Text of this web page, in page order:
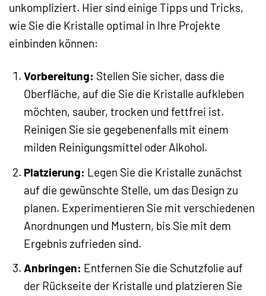
unkompliziert. Hier sind einige Tipps und Tricks,
wie Sie die Kristalle optimal in Ihre Projekte
einbinden können:
Vorbereitung: Stellen Sie sicher, dass die
Oberfläche, auf die Sie die Kristalle aufkleben
möchten, sauber, trocken und fettfrei ist.
Reinigen Sie sie gegebenenfalls mit einem
milden Reinigungsmittel oder Alkohol.
Platzierung: Legen Sie die Kristalle zunächst
auf die gewünschte Stelle, um das Design zu
planen. Experimentieren Sie mit verschiedenen
Anordnungen und Mustern, bis Sie mit dem
Ergebnis zufrieden sind.
Anbringen: Entfernen Sie die Schutzfolie auf
der Rückseite der Kristalle und platzieren Sie